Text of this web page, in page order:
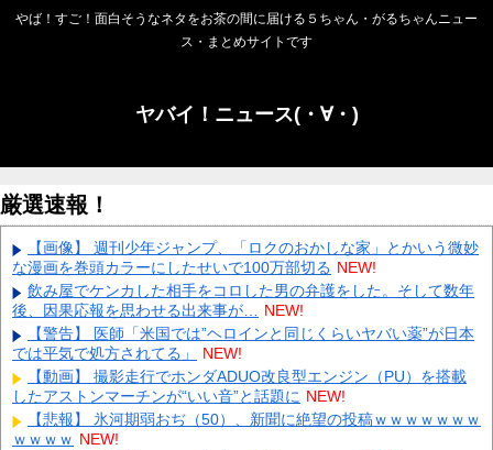
やば！すご！面白そうなネタをお茶の間に届ける５ちゃん・がるちゃんニュー
ス・まとめサイトです
ヤバイ！ニュース(・∀・)
厳選速報！
【画像】 週刊少年ジャンプ、「ロクのおかしな家」とかいう微妙
な漫画を巻頭カラーにしたせいで100万部切る NEW!
飲み屋でケンカした相手をコロした男の弁護をした。そして数年
後、因果応報を思わせる出来事が… NEW!
【警告】 医師「米国では”ヘロインと同じくらいヤバい薬”が日本
では平気で処方されてる」
NEW!
【動画】 撮影走行でホンダADUO改良型エンジン（PU）を搭載
したアストンマーチンが“いい音”と話題に NEW!
【悲報】 氷河期弱おぢ（50）、新聞に絶望の投稿ｗｗｗｗｗｗｗ
ｗｗｗｗ NEW!